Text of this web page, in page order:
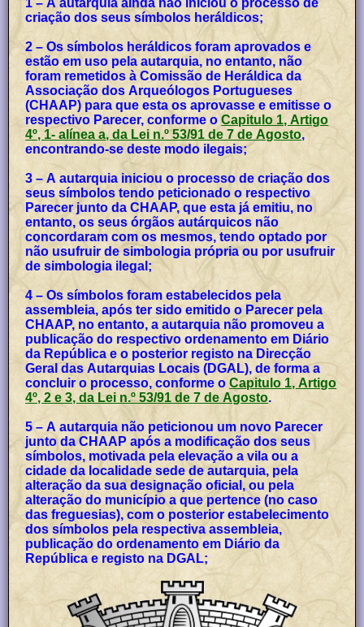
criação dos seus símbolos heráldicos;
2 – Os símbolos heráldicos foram aprovados e
estão em uso pela autarquia, no entanto, não
foram remetidos à Comissão de Heráldica da
Associação dos Arqueólogos Portugueses
(CHAAP) para que esta os aprovasse e emitisse o
respectivo Parecer, conforme oCapitulo 1, Artigo
4º, 1- alínea a, da Lei n.º 53/91 de 7 de Agosto,
encontrando-se deste modo ilegais;
3 – A autarquia iniciou o processo de criação dos
seus símbolos tendo peticionado o respectivo
Parecer junto da CHAAP, que esta já emitiu, no
entanto, os seus órgãos autárquicos não
concordaram com os mesmos, tendo optado por
não usufruir de simbologia própria ou por usufruir
de simbologia ilegal;
4 – Os símbolos foram estabelecidos pela
assembleia, após ter sido emitido o Parecer pela
CHAAP, no entanto, a autarquia não promoveu a
publicação do respectivo ordenamento em Diário
da República e o posterior registo na Direcção
Geral das Autarquias Locais (DGAL), de forma a
concluir o processo, conforme oCapitulo 1, Artigo
4º, 2 e 3, da Lei n.º 53/91 de 7 de Agosto.
5 – A autarquia não peticionou um novo Parecer
junto da CHAAP após a modificação dos seus
símbolos, motivada pela elevação a vila ou a
cidade da localidade sede de autarquia, pela
alteração da sua designação oficial, ou pela
alteração do município a que pertence (no caso
das freguesias), com o posterior estabelecimento
dos símbolos pela respectiva assembleia,
publicação do ordenamento em Diário da
República e registo na DGAL;